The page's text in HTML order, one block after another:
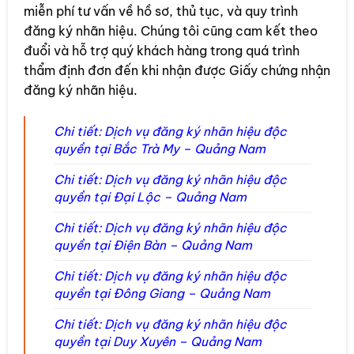
miễn phí tư vấn về hồ sơ, thủ tục, và quy trình
đăng ký nhãn hiệu. Chúng tôi cũng cam kết theo
đuổi và hỗ trợ quý khách hàng trong quá trình
thẩm định đơn đến khi nhận được Giấy chứng nhận
đăng ký nhãn hiệu.
Chi tiết: Dịch vụ đăng ký nhãn hiệu độc
quyền tại Bắc Trà My – Quảng Nam
Chi tiết: Dịch vụ đăng ký nhãn hiệu độc
quyền tại Đại Lộc – Quảng Nam
Chi tiết: Dịch vụ đăng ký nhãn hiệu độc
quyền tại Điện Bàn – Quảng Nam
Chi tiết: Dịch vụ đăng ký nhãn hiệu độc
quyền tại Đông Giang – Quảng Nam
Chi tiết: Dịch vụ đăng ký nhãn hiệu độc
quyền tại Duy Xuyên – Quảng Nam